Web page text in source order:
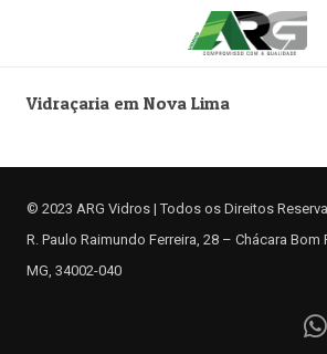
Vidraçaria em Nova Lima
© 2023 ARG Vidros | Todos os Direitos
R. Paulo Raimundo Ferreira, 28 – Chácara Bom
MG, 34002-040